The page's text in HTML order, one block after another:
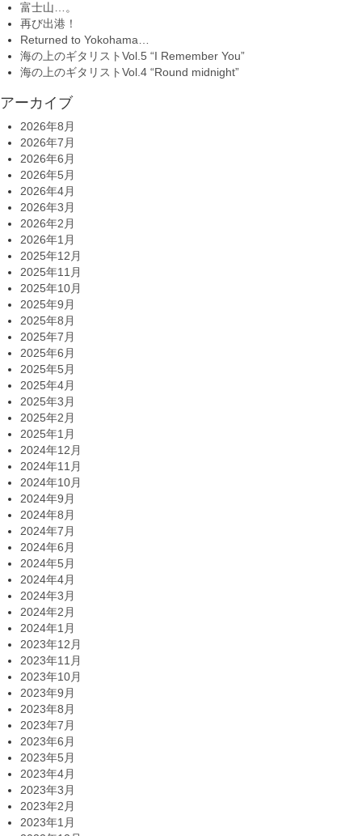
富士山…。
再び出港！
Returned to Yokohama…
海の上のギタリストVol.5 “I Remember You”
海の上のギタリストVol.4 “Round midnight”
アーカイブ
2026年8月
2026年7月
2026年6月
2026年5月
2026年4月
2026年3月
2026年2月
2026年1月
2025年12月
2025年11月
2025年10月
2025年9月
2025年8月
2025年7月
2025年6月
2025年5月
2025年4月
2025年3月
2025年2月
2025年1月
2024年12月
2024年11月
2024年10月
2024年9月
2024年8月
2024年7月
2024年6月
2024年5月
2024年4月
2024年3月
2024年2月
2024年1月
2023年12月
2023年11月
2023年10月
2023年9月
2023年8月
2023年7月
2023年6月
2023年5月
2023年4月
2023年3月
2023年2月
2023年1月